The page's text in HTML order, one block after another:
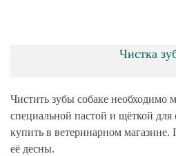
Чистка
Чистить зубы собаке необходимо
специальной пастой и щёткой
купить в ветеринарном магазине.
её десны.